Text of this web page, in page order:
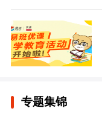
专题集锦